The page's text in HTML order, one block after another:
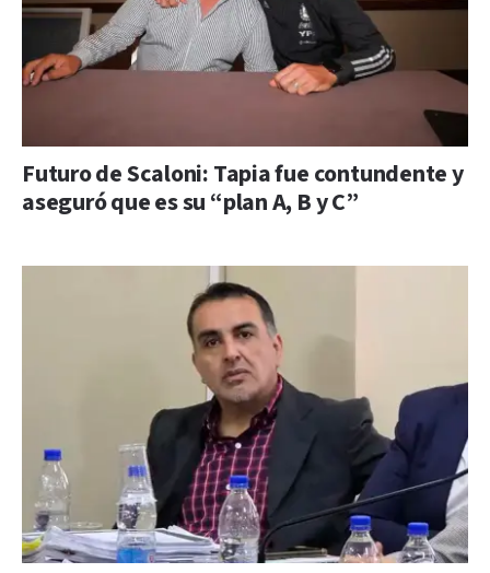
Futuro de Scaloni: Tapia fue contundente y
aseguró que es su “plan A, B y C”